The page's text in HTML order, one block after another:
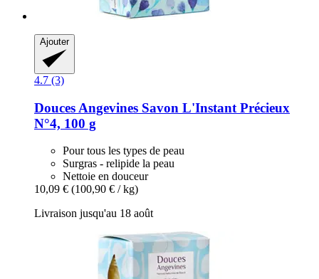
Ajouter
4.7 (3)
Douces Angevines Savon L'Instant Précieux
N°4, 100 g
Pour tous les types de peau
Surgras - relipide la peau
Nettoie en douceur
10,09 € (100,90 € / kg)
Livraison jusqu'au 18 août